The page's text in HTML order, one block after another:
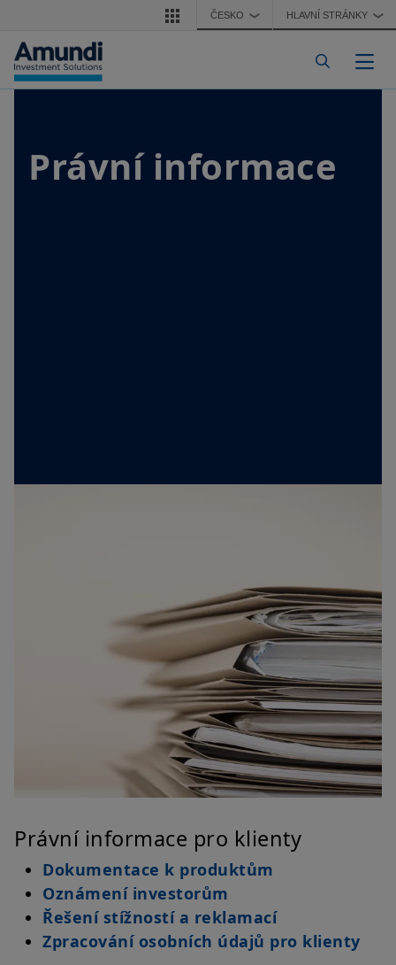
Přejít k hlavnímu obsahu ČESKO ❯ HLAVNÍ STRÁNKY ❯
Právní informace
Právní informace pro klienty
Dokumentace k produktům
Oznámení investorům
Řešení stížností a reklamací
Zpracování osobních údajů pro klienty